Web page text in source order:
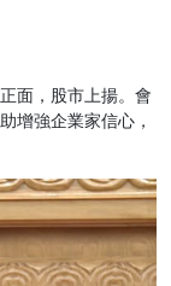
面，股市上揚。會
增強企業家信心，